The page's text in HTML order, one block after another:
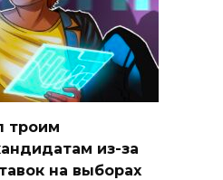
троим
из-за
на выборах